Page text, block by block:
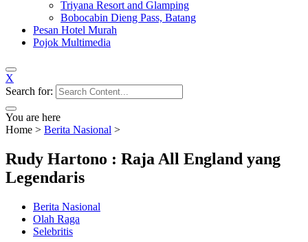
Triyana Resort and Glamping
Bobocabin Dieng Pass, Batang
Pesan Hotel Murah
Pojok Multimedia
X
Search for:
You are here
Home > Berita Nasional >
Rudy Hartono : Raja All England yang
Legendaris
Berita Nasional
Olah Raga
Selebritis